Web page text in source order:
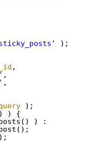
);
,
,
,
);
) {
) :